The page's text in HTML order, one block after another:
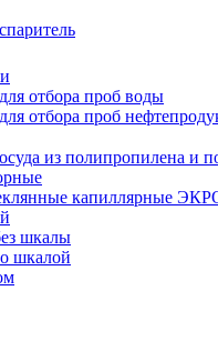
отбора проб воды
отбора проб
из полипропилена и
капиллярные
шкалы
шкалой